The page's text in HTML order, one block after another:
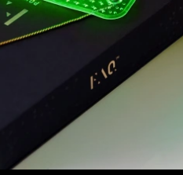
devices
eye massagers
care essentials
Whitening Gel